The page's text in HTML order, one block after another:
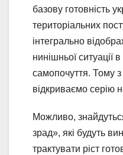
базову готовність
територіальних
інтегрально
нинішньої ситуації
самопочуття. Тому
відкриваємо серію
Можливо,
зрад», які будуть
трактувати ріст